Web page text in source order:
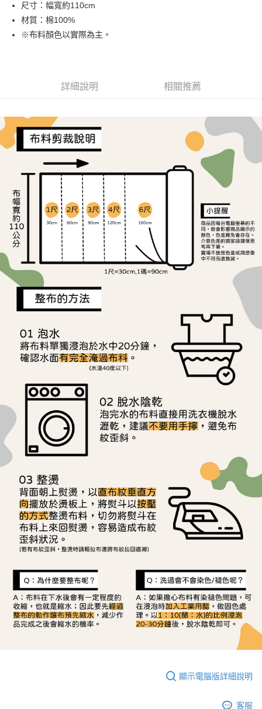
Google Pay
AFTEE先享後付
３．安心：先確認商品／服務後，再付款。
【「AFTEE先享後付」結帳流程】
１．於結帳方式選擇「AFTEE先享後付」後，將跳轉至「AFTEE先享後付」
結帳頁面，進行簡訊認證並確認金額後，即可完成結帳。
２．訂單成立數日內，您將收到繳費通知簡訊。
３．收到繳費通知簡訊後14天內，點擊此簡訊中的連結，可透過四大超商／
ATM／網路銀行／等多元方式進行付款，方視為交易完成。
※ 請注意：結帳手續完成當下不需立刻繳費，但若您需要取消訂單，請聯絡
購買商品的店家。未經商家同意取消之訂單仍視為有效，需透過AFTEE先享
後付繳納相關費用。
※ 交易是否成功請以「AFTEE先享後付 」之結帳頁面顯示為準，若有關於
是否繳費成功／繳費後需取消欲退款等相關疑問，請聯繫「AFTEE先享後付
客戶支援中心」 https://netprotections.freshdesk.com/support/home
【注意事項】
１．透過由恩沛科技股份有限公司提供之「AFTEE先享後付」服務完成之交
易，需依本服務之必要範圍內提供個人資料，並將交易相關給付款項請求債
權轉讓予恩沛科技股份有限公司。
https://aftee.tw/terms/#terms3
３．未成年的使用者請事先徵得法定代理人或監護人之同意方可使用
「AFTEE先享後付」，若未經同意申辦者引起之損失，本公司不負相關責
任。
４．使用「AFTEE先享後付」時，將依據個別帳號之用戶狀況，依本公司即
時審查核予不同之上限額度；若仍有額度不足之情形，本公司將視審查結果
請求用戶進行身份認證。
５．嚴禁一人註冊多個帳號或使用他人資訊註冊。若發現惡意使用之情形，
恩沛科技股份有限公司將有權停止該用戶之使用額度並採取法律行動。
全家取貨付款
每筆NT$65，滿NT$1,500(含以上)免運費
7-11取貨付款
每筆NT$65，滿NT$1,500(含以上)免運費
宅配
每筆NT$150，滿NT$1,500(含以上)免運費
離島宅配
尺寸：幅寬約110cm
材質：棉100%
※布料顏色以實際為主。
詳細說明 相關推薦
顯示電腦版詳細說明
客服